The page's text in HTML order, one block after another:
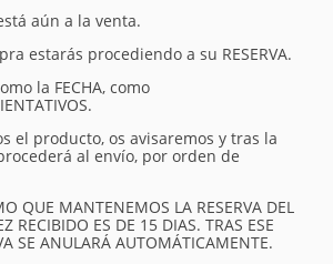
aún a la venta.
estarás procediendo a su RESERVA.
la FECHA, como
el producto, os avisaremos y tras la
al envío, por orden de
QUE MANTENEMOS LA RESERVA DEL
RECIBIDO ES DE 15 DIAS. TRAS ESE
SE ANULARÁ AUTOMÁTICAMENTE.